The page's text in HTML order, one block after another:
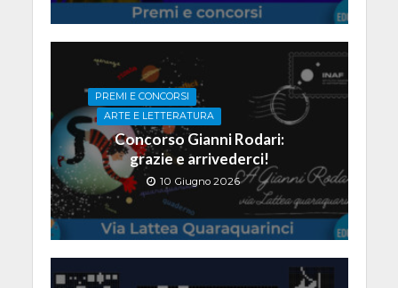
PREMI E CONCORSI
ARTE E LETTERATURA
Concorso Gianni Rodari:
grazie e arrivederci!
10 Giugno 2026